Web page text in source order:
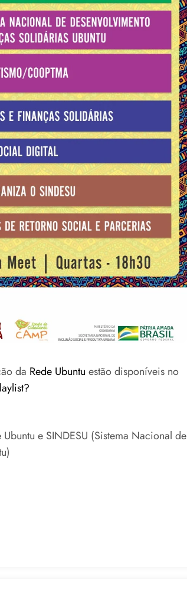
da Rede Ubuntu estão disponíveis no
e SINDESU (Sistema Nacional de